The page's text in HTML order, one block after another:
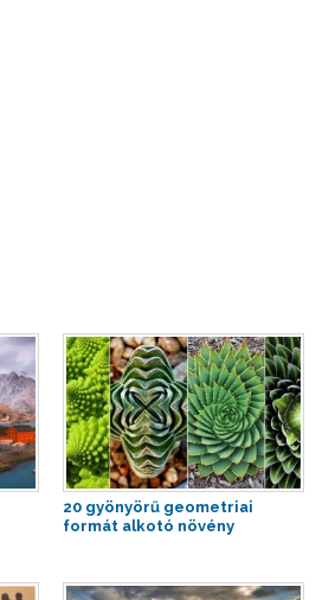
20 gyönyörű geometriai
formát alkotó növény